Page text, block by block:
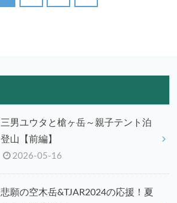
三男ユウタと槍ヶ岳～親子テント泊
登山【前編】
2026-05-16
悲願の空木岳&TJAR2024の応援！夏